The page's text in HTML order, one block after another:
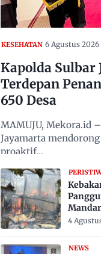
KESEHATAN 6 Agustus 2026
Kapolda Sulbar
Terdepan
650 Desa
MAMUJU, Mekora.id
Jayamarta
proaktif…
4
NEWS